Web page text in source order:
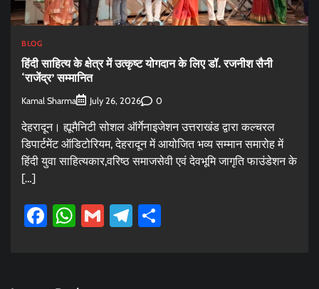
BLOG
हिंदी साहित्य के क्षेत्र में उत्कृष्ट योगदान के लिए डॉ. रजनीश सैनी
‘राजेंद्र’ सम्मानित
Kamal Sharma July 26, 2026 0
देहरादून। ह्यूमैनिटी सोशल ऑर्गेनाइजेशन उत्तराखंड द्वारा कल्चरल
डिपार्टमेंट ऑडिटोरियम, देहरादून में आयोजित भव्य सम्मान समारोह में
हिंदी युवा साहित्यकार,वरिष्ठ समाजसेवी एवं देवभूमि जागृति फाउंडेशन के
[…]
Facebook
WhatsApp
GmailTelegram